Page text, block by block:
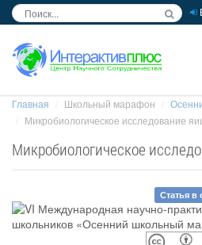
Главная Школьный марафон
Микробиологическое исследование
Микробиологическое
Статья в